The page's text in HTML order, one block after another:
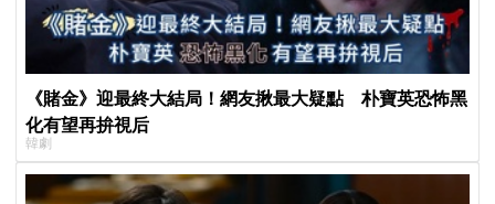
《賭金》迎最終大結局！網友揪最大疑點 朴寶英恐怖黑
化有望再拚視后
韓劇